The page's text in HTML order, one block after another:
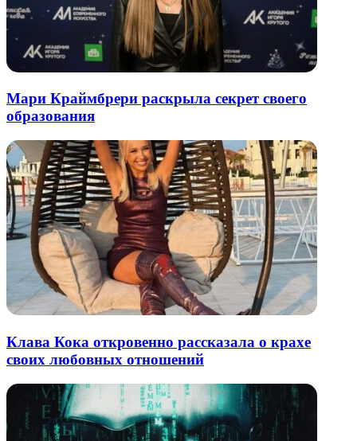
Мари Краймбрери раскрыла секрет своего
образования
Клава Кока откровенно рассказала о крахе
своих любовных отношений